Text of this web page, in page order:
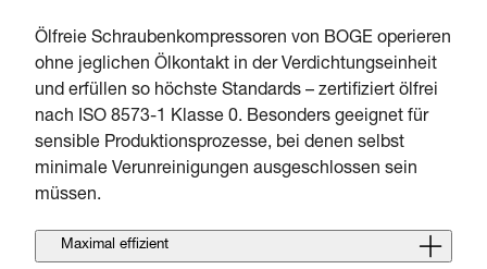
Ölfreie Schraubenkompressoren von BOGE operieren
ohne jeglichen Ölkontakt in der Verdichtungseinheit
und erfüllen so höchste Standards – zertifiziert ölfrei
nach ISO 8573-1 Klasse 0. Besonders geeignet für
sensible Produktionsprozesse, bei denen selbst
minimale Verunreinigungen ausgeschlossen sein
müssen.
Maximal effizient